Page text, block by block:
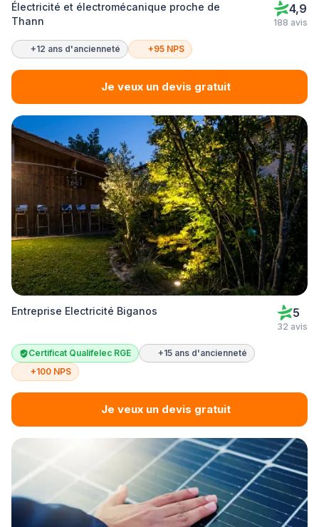
Électricité et électromécanique proche de
Thann
4,9
188 avis
+12 ans d'ancienneté +95 NPS
Je veux un devis gratuit
Entreprise Electricité Biganos 5
32 avis
Certificat Qualifelec RGE
+15 ans d'ancienneté
+100 NPS
Je veux un devis gratuit